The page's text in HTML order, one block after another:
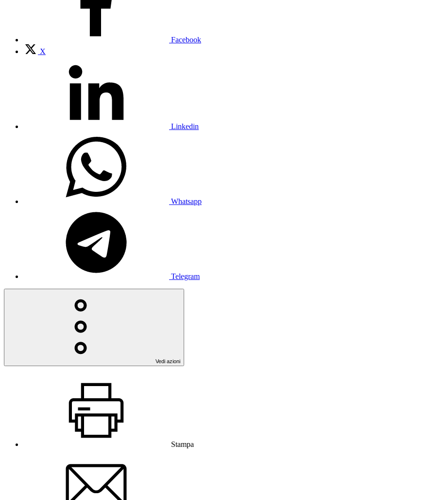
Facebook
X
Linkedin
Whatsapp
Telegram
Vedi azioni
Stampa